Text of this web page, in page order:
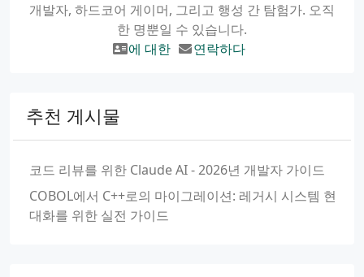
개발자, 하드코어 게이머, 그리고 행성 간 탐험가. 오직
한 명뿐일 수 있습니다.
에 대한
연락하다
추천 게시물
코드 리뷰를 위한 Claude AI - 2026년 개발자 가이드
COBOL에서 C++로의 마이그레이션: 레거시 시스템 현
대화를 위한 실전 가이드